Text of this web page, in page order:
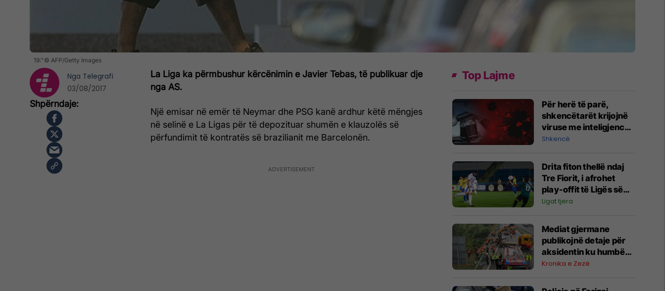
19:"© AFP/Getty Images
La Liga ka përmbushur kërcënimin e Javier Tebas, të publikuar dje
nga AS.
Një emisar në emër të Neymar dhe PSG kanë ardhur këtë mëngjes
në selinë e La Ligas për të depozituar shumën e klauzolës së
përfundimit të kontratës së brazilianit me Barcelonën.
Nga Telegrafi
03/08/2017
Top Lajme
Për herë të parë,
shkencëtarët krijojnë
viruse me inteligjencë
artificiale
Shkencë
Drita fiton thellë ndaj
Tre Fiorit, i afrohet
play-offit të Ligës së
Konferencës
Ligat tjera
Mediat gjermane
publikojnë detaje për
aksidentin ku humbën
jetën tre mërgimtarë
Ferizajt
Kronika e Zezë